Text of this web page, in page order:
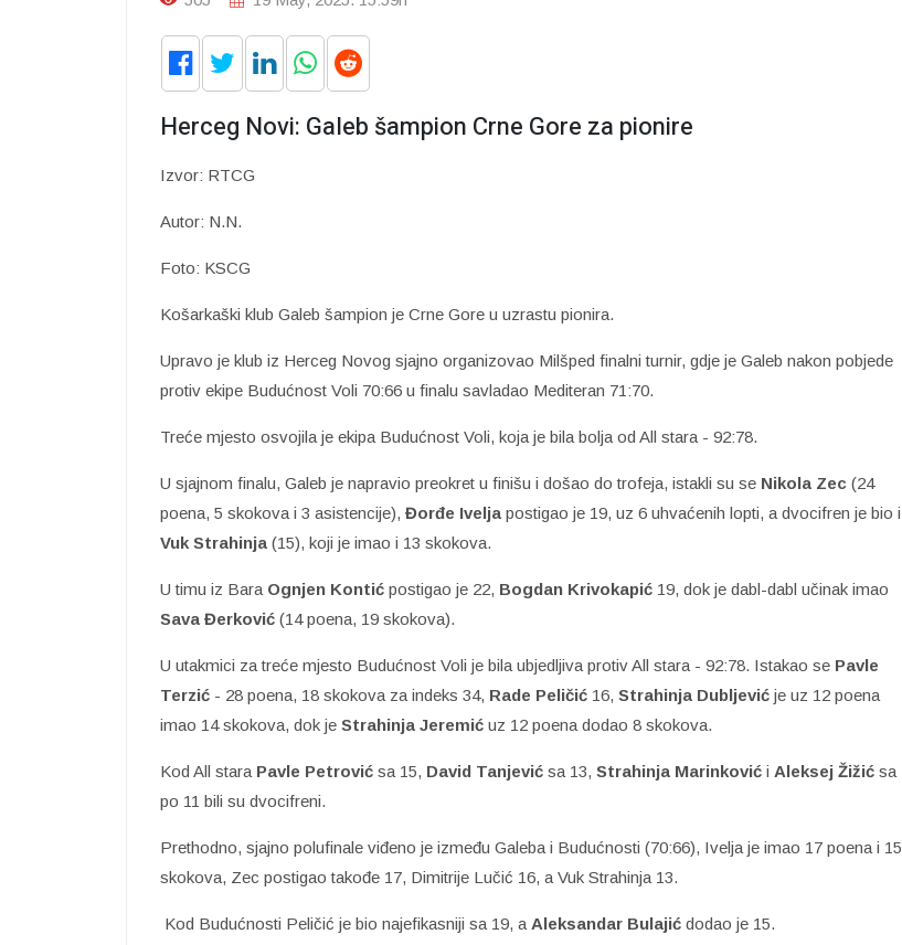
Herceg Novi: Galeb šampion Crne Gore za pionire
Izvor: RTCG
Autor: N.N.
Foto: KSCG
Košarkaški klub Galeb šampion je Crne Gore u uzrastu pionira.
Upravo je klub iz Herceg Novog sjajno organizovao Milšped finalni turnir, gdje je Galeb nakon pobjede
protiv ekipe Budućnost Voli 70:66 u finalu savladao Mediteran 71:70.
Treće mjesto osvojila je ekipa Budućnost Voli, koja je bila bolja od All stara - 92:78.
U sjajnom finalu, Galeb je napravio preokret u finišu i došao do trofeja, istakli su se Nikola Zec (24
poena, 5 skokova i 3 asistencije), Đorđe Ivelja postigao je 19, uz 6 uhvaćenih lopti, a dvocifren je bio i
Vuk Strahinja (15), koji je imao i 13 skokova.
U timu iz Bara Ognjen Kontić postigao je 22, Bogdan Krivokapić 19, dok je dabl-dabl učinak imao
Sava Đerković (14 poena, 19 skokova).
U utakmici za treće mjesto Budućnost Voli je bila ubjedljiva protiv All stara - 92:78. Istakao se Pavle
Terzić - 28 poena, 18 skokova za indeks 34, Rade Peličić 16, Strahinja Dubljević je uz 12 poena
imao 14 skokova, dok je Strahinja Jeremić uz 12 poena dodao 8 skokova.
Kod All stara Pavle Petrović sa 15, David Tanjević sa 13, Strahinja Marinković i Aleksej Žižić sa
po 11 bili su dvocifreni.
Prethodno, sjajno polufinale viđeno je između Galeba i Budućnosti (70:66), Ivelja je imao 17 poena i 15
skokova, Zec postigao takođe 17, Dimitrije Lučić 16, a Vuk Strahinja 13.
Kod Budućnosti Peličić je bio najefikasniji sa 19, a Aleksandar Bulajić dodao je 15.